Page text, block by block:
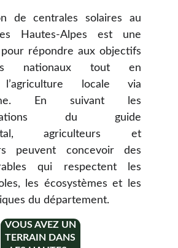
de centrales solaires au
Hautes-Alpes est une
répondre aux objectifs
nationaux tout en
l’agriculture locale via
En suivant les
du guide
agriculteurs et
peuvent concevoir des
qui respectent les
les écosystèmes et les
du département.
VOUS AVEZ UN
TERRAIN DANS